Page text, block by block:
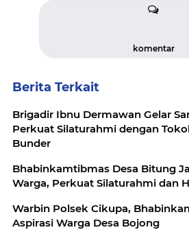
komentar
Berita Terkait
Brigadir Ibnu Dermawan Gelar
Perkuat Silaturahmi dengan
Bunder
Bhabinkamtibmas Desa Bitung
Warga, Perkuat Silaturahmi dan
Warbin Polsek Cikupa,
Aspirasi Warga Desa Bojong